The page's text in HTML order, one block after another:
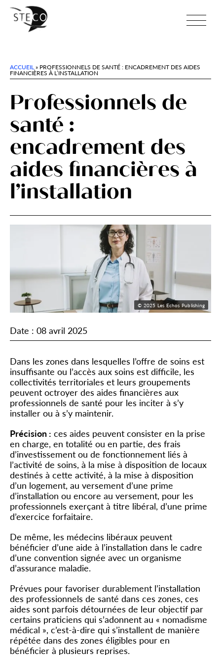
ACCUEIL» PROFESSIONNELS DE SANTÉ : ENCADREMENT DES AIDES
FINANCIÈRES À L’INSTALLATION
Professionnels de
santé :
encadrement des
aides financières à
l’installation
Date : 08 avril 2025
Dans les zones dans lesquelles l’offre de soins est
insuffisante ou l’accès aux soins est difficile, les
collectivités territoriales et leurs groupements
peuvent octroyer des aides financières aux
professionnels de santé pour les inciter à s’y
installer ou à s’y maintenir.
Précision : ces aides peuvent consister en la prise
en charge, en totalité ou en partie, des frais
d’investissement ou de fonctionnement liés à
l’activité de soins, à la mise à disposition de locaux
destinés à cette activité, à la mise à disposition
d’un logement, au versement d’une prime
d’installation ou encore au versement, pour les
professionnels exerçant à titre libéral, d’une prime
d’exercice forfaitaire.
De même, les médecins libéraux peuvent
bénéficier d’une aide à l’installation dans le cadre
d’une convention signée avec un organisme
d’assurance maladie.
Prévues pour favoriser durablement l’installation
des professionnels de santé dans ces zones, ces
aides sont parfois détournées de leur objectif par
certains praticiens qui s’adonnent au « nomadisme
médical », c’est-à-dire qui s’installent de manière
répétée dans des zones éligibles pour en
bénéficier à plusieurs reprises.
© 2025 Les Echos Publishing